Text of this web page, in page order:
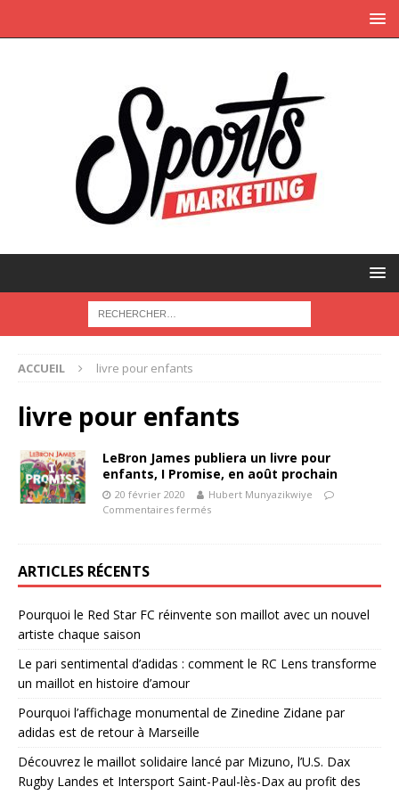
ACCUEIL livre pour enfants
livre pour enfants
LeBron James publiera un livre pour
enfants, I Promise, en août prochain
20 février 2020
Hubert Munyazikwiye
Commentaires fermés
ARTICLES RÉCENTS
Pourquoi le Red Star FC réinvente son maillot avec un nouvel
artiste chaque saison
Le pari sentimental d’adidas : comment le RC Lens transforme
un maillot en histoire d’amour
Pourquoi l’affichage monumental de Zinedine Zidane par
adidas est de retour à Marseille
Découvrez le maillot solidaire lancé par Mizuno, l’U.S. Dax
Rugby Landes et Intersport Saint-Paul-lès-Dax au profit des